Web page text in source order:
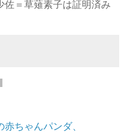
佐＝草薙素子は証明済み
ちゃんパンダ、